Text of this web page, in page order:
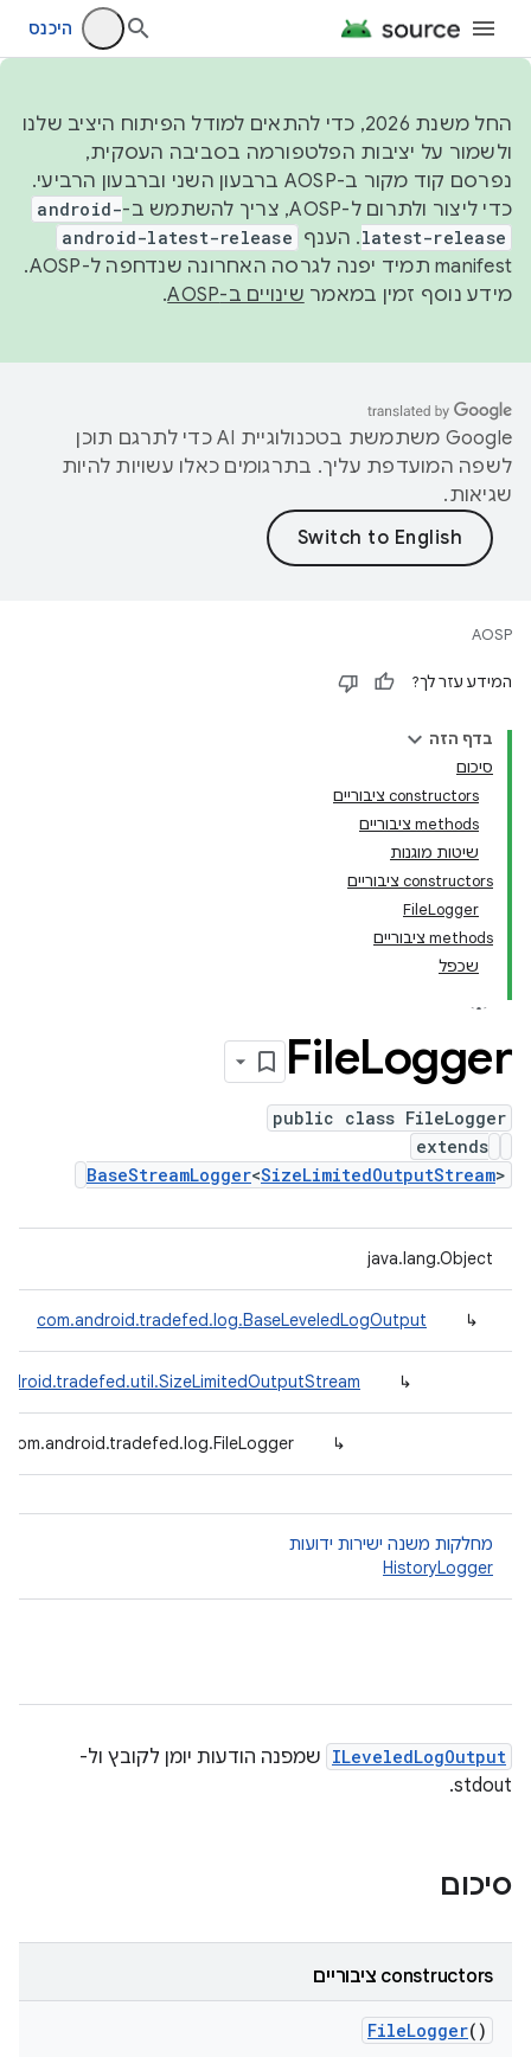
היכנס
החל משנת 2026, כדי להתאים למודל הפיתוח היציב שלנו
ולשמור על יציבות הפלטפורמה בסביבה העסקית,
נפרסם קוד מקור ב-AOSP ברבעון השני וברבעון הרביעי.
כדי ליצור ולתרום ל-AOSP, צריך להשתמש ב-
android-
latest-release. הענף android-latest-release
manifest תמיד יפנה לגרסה האחרונה שנדחפה ל-AOSP.
מידע נוסף זמין במאמר שינויים ב-AOSP .
‫Google משתמשת בטכנולוגיית AI כדי לתרגם תוכן
לשפה המועדפת עליך. בתרגומים כאלו עשויות להיות
שגיאות.
AOSP
המידע עזר לך?
בדף הזה
סיכום
‫constructors ציבוריים
‫methods ציבוריים
שיטות מוגנות
‫constructors ציבוריים
FileLogger
‫methods ציבוריים
שכפל
FileLogger
public class FileLogger
extends
BaseStreamLogger<SizeLimitedOutputStream>
java.lang.Object
↳
com.android.tradefed.log.BaseLeveledLogOutput
↳
↳
com.android.tradefed.log.FileLogger
מחלקות משנה ישירות ידועות
HistoryLogger
ILeveledLogOutput שמפנה הודעות יומן לקובץ ול-
stdout.
סיכום
‫constructors ציבוריים
FileLogger()